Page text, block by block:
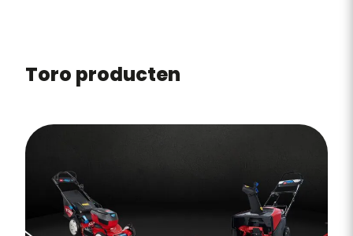
Toro producten